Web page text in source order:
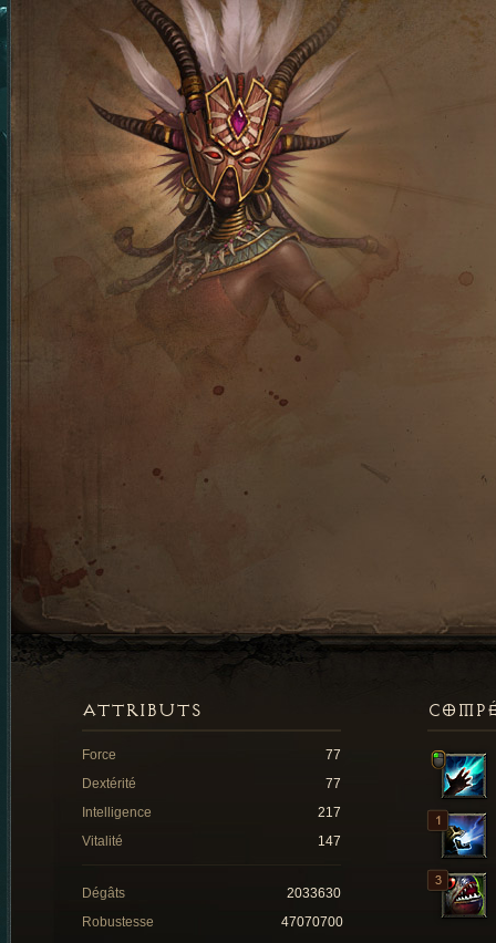
ATTRIBUTS
Force
77
Dextérité
77
Intelligence
217
Vitalité
147
Dégâts
2033630
Robustesse
47070700